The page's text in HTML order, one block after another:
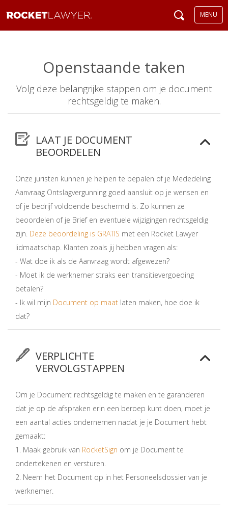
MENU
Openstaande taken
Volg deze belangrijke stappen om je document
rechtsgeldig te maken.
LAAT JE DOCUMENT
BEOORDELEN
Onze juristen kunnen je helpen te bepalen of je Mededeling
Aanvraag Ontslagvergunning goed aansluit op je wensen en
of je bedrijf voldoende beschermd is. Zo kunnen ze
beoordelen of je Brief en eventuele wijzigingen rechtsgeldig
zijn. Deze beoordeling is GRATIS met een Rocket Lawyer
lidmaatschap. Klanten zoals jij hebben vragen als:
- Wat doe ik als de Aanvraag wordt afgewezen?
- Moet ik de werknemer straks een transitievergoeding
betalen?
- Ik wil mijn Document op maat laten maken, hoe doe ik
dat?
VERPLICHTE
VERVOLGSTAPPEN
Om je Document rechtsgeldig te maken en te garanderen
dat je op de afspraken erin een beroep kunt doen, moet je
een aantal acties ondernemen nadat je je Document hebt
gemaakt:
1. Maak gebruik van RocketSign om je Document te
ondertekenen en versturen.
2. Neem het Document op in het Personeelsdossier van je
werknemer.